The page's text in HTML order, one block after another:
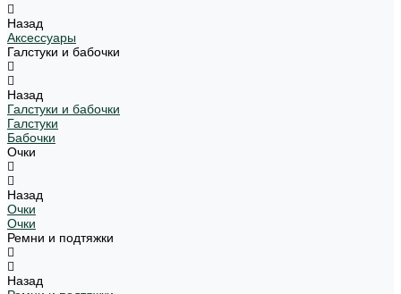
Назад
Аксессуары
Галстуки и бабочки
Назад
Галстуки и бабочки
Галстуки
Бабочки
Очки
Назад
Очки
Очки
Ремни и подтяжки
Назад